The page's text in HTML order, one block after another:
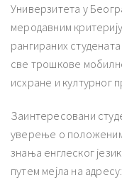
Универзитета у
меродавним
рангираних
све трошкове
исхране и културног
Заинтересовани
уверење о
знања енглеског
путем мејла на адресу: